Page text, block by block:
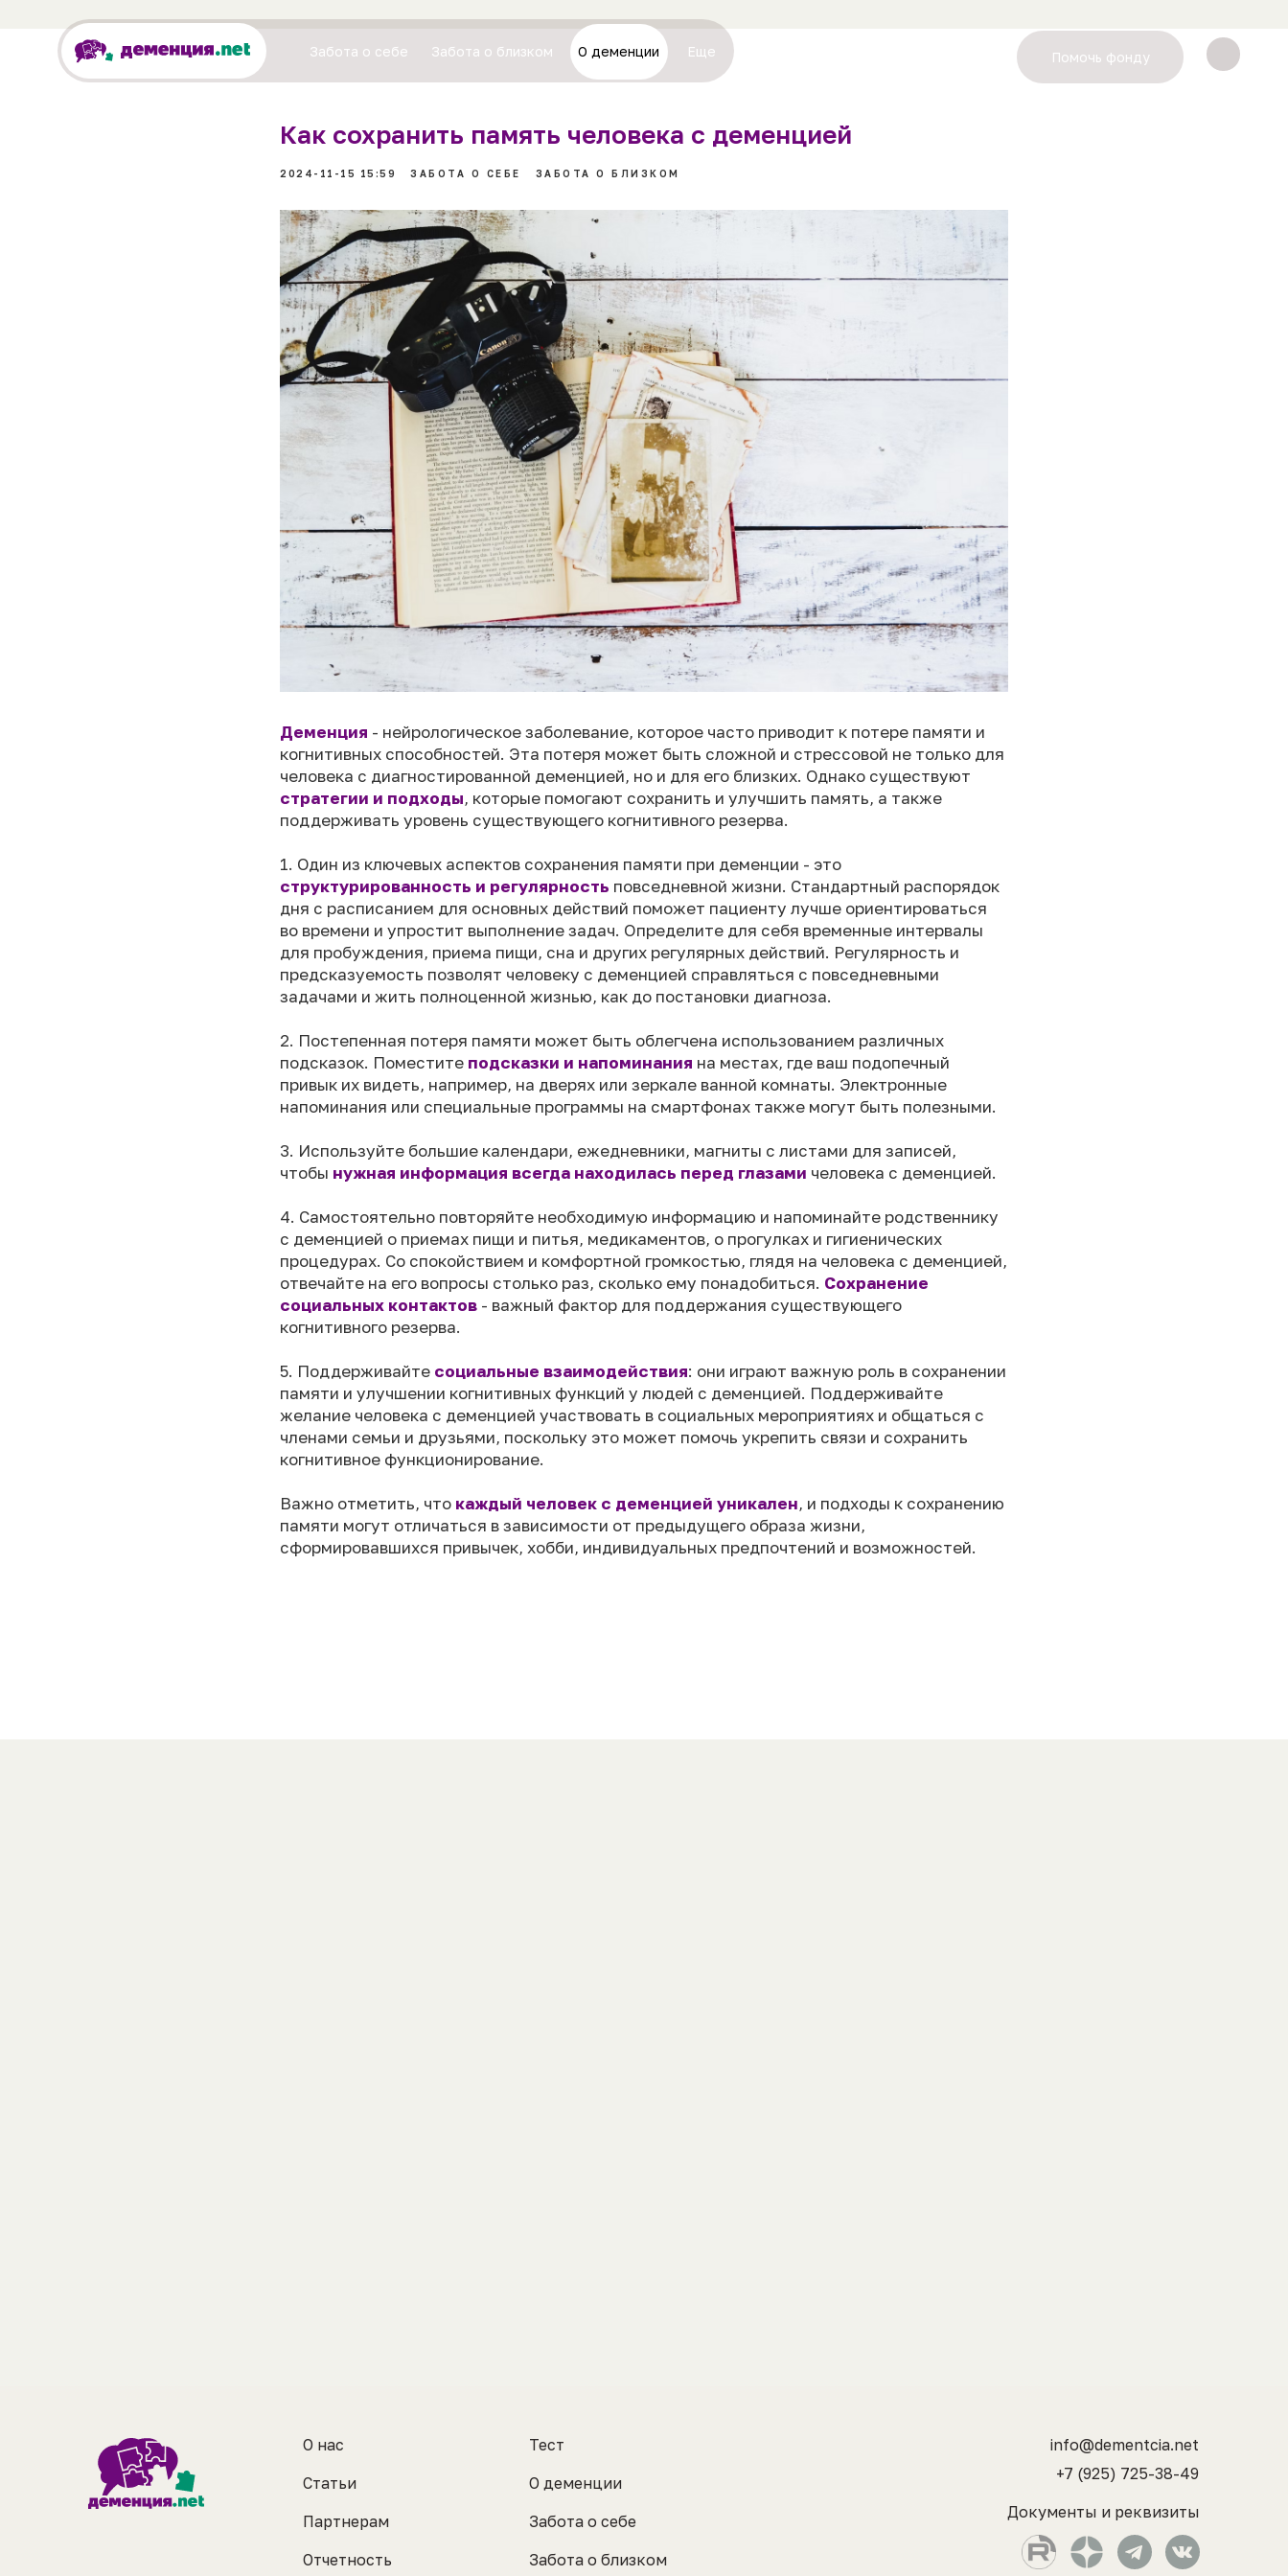
Забота о близком
Забота о себе О деменции Еще Помочь фонду
Как сохранить память человека с деменцией
2024-11-15 15:59 ЗАБОТА О СЕБЕ ЗАБОТА О БЛИЗКОМ
Деменция - нейрологическое заболевание, которое часто приводит к потере памяти и
когнитивных способностей. Эта потеря может быть сложной и стрессовой не только для
человека с диагностированной деменцией, но и для его близких. Однако существуют
стратегии и подходы, которые помогают сохранить и улучшить память, а также
поддерживать уровень существующего когнитивного резерва.
1. Один из ключевых аспектов сохранения памяти при деменции - это
структурированность и регулярность повседневной жизни. Стандартный распорядок
дня с расписанием для основных действий поможет пациенту лучше ориентироваться
во времени и упростит выполнение задач. Определите для себя временные интервалы
для пробуждения, приема пищи, сна и других регулярных действий. Регулярность и
предсказуемость позволят человеку с деменцией справляться с повседневными
задачами и жить полноценной жизнью, как до постановки диагноза.
2. Постепенная потеря памяти может быть облегчена использованием различных
подсказок. Поместите подсказки и напоминания на местах, где ваш подопечный
привык их видеть, например, на дверях или зеркале ванной комнаты. Электронные
напоминания или специальные программы на смартфонах также могут быть полезными.
3. Используйте большие календари, ежедневники, магниты с листами для записей,
чтобы нужная информация всегда находилась перед глазами человека с деменцией.
4. Самостоятельно повторяйте необходимую информацию и напоминайте родственнику
с деменцией о приемах пищи и питья, медикаментов, о прогулках и гигиенических
процедурах. Со спокойствием и комфортной громкостью, глядя на человека с деменцией,
отвечайте на его вопросы столько раз, сколько ему понадобиться. Сохранение
социальных контактов - важный фактор для поддержания существующего
когнитивного резерва.
5. Поддерживайте социальные взаимодействия: они играют важную роль в сохранении
памяти и улучшении когнитивных функций у людей с деменцией. Поддерживайте
желание человека с деменцией участвовать в социальных мероприятиях и общаться с
членами семьи и друзьями, поскольку это может помочь укрепить связи и сохранить
когнитивное функционирование.
Важно отметить, что каждый человек с деменцией уникален, и подходы к сохранению
памяти могут отличаться в зависимости от предыдущего образа жизни,
сформировавшихся привычек, хобби, индивидуальных предпочтений и возможностей.
Тест
О нас
Статьи
Партнерам
Отчетность
О деменции
Документы и реквизиты
Забота о себе
Забота о близком
info@dementcia.net
+7 (925) 725-38-49